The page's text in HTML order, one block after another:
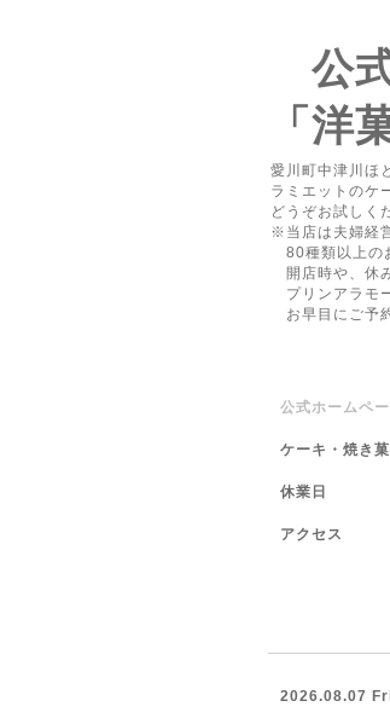
公
「洋
愛川町中津川ほ
ラミエットのケ
どうぞお試しく
※当店は夫婦経
80種類以上の
開店時や、休
プリンアラモ
お早目にご予
公式ホームペ
ケーキ・焼き
休業日
アクセス
2026.08.07